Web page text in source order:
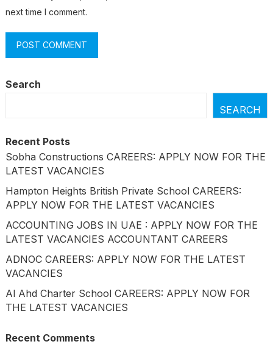
next time I comment.
Search
SEARCH
Recent Posts
Sobha Constructions CAREERS: APPLY NOW FOR THE
LATEST VACANCIES
Hampton Heights British Private School CAREERS:
APPLY NOW FOR THE LATEST VACANCIES
ACCOUNTING JOBS IN UAE : APPLY NOW FOR THE
LATEST VACANCIES ACCOUNTANT CAREERS
ADNOC CAREERS: APPLY NOW FOR THE LATEST
VACANCIES
Al Ahd Charter School CAREERS: APPLY NOW FOR
THE LATEST VACANCIES
Recent Comments